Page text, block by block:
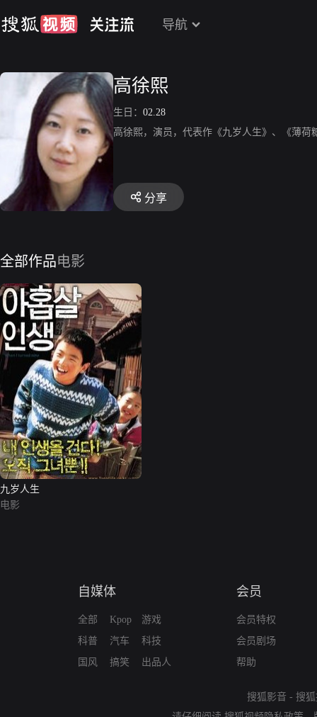
导航
高徐熙
生日： 02.28
高徐熙，演员，代表作《九岁人生》、《薄荷
分享
全部作品电影
九岁人生
电影
自媒体
全部
科普
国风
Kpop
汽车
搞笑
游戏
科技
出品人
会员
会员特权
会员剧场
帮助
搜狐影音 - 搜